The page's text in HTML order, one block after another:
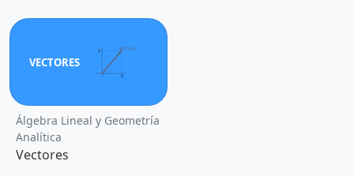
VECTORES
Álgebra Lineal y Geometría
Analítica
Vectores